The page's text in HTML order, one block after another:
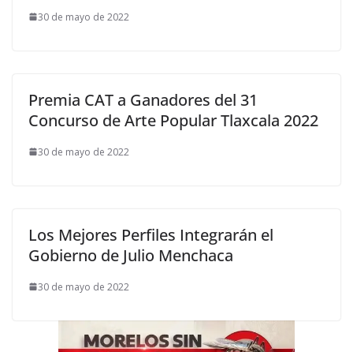
30 de mayo de 2022
Premia CAT a Ganadores del 31
Concurso de Arte Popular Tlaxcala 2022
30 de mayo de 2022
Los Mejores Perfiles Integrarán el
Gobierno de Julio Menchaca
30 de mayo de 2022